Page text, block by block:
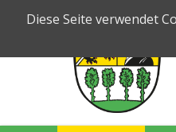
Diese Seite verwendet